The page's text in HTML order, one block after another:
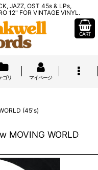
JAZZ, OST 45s & LPs,
12" FOR VINTAGE VINYL.
CART
ゴリ マイページ
(45's)
MOVING WORLD